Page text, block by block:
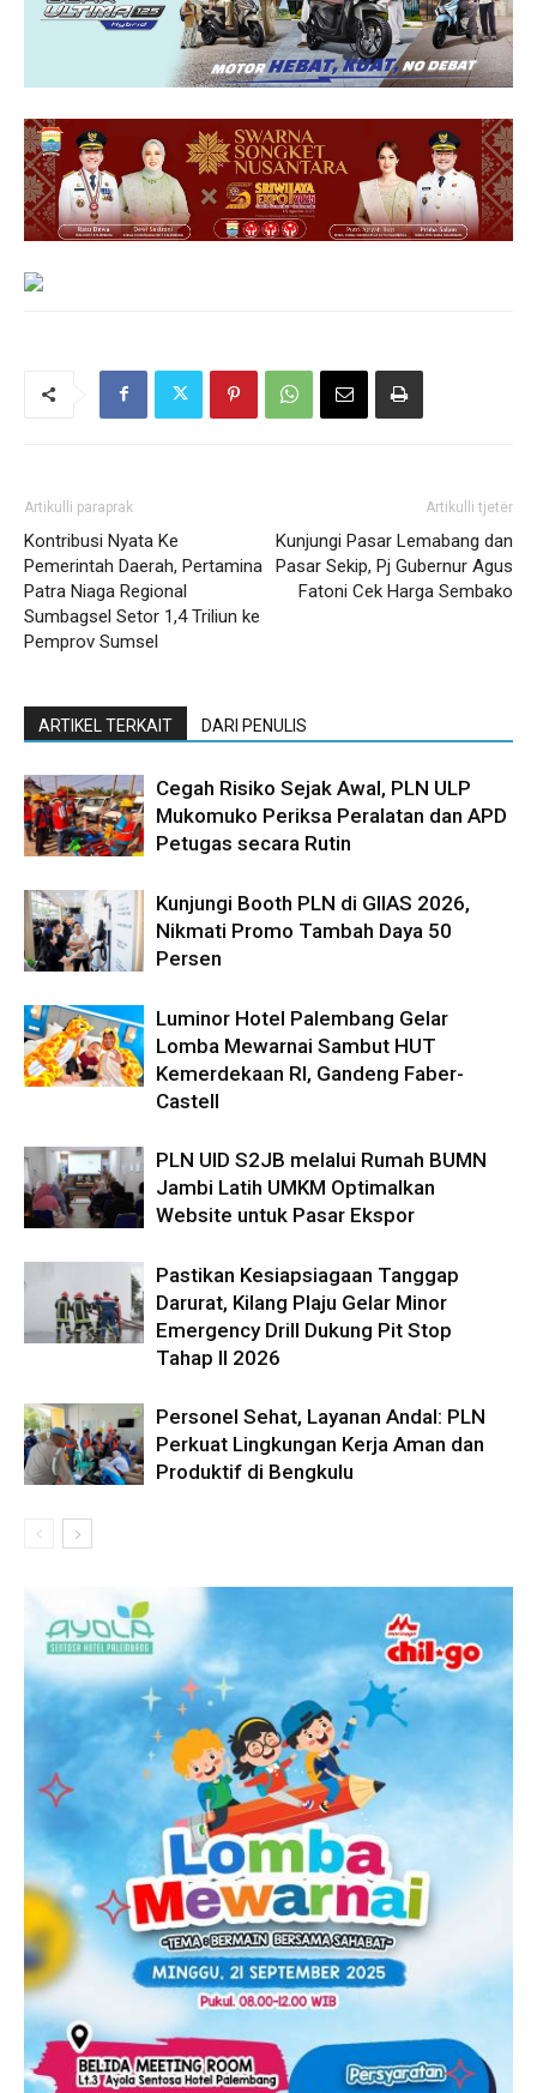
Artikulli paraprak
Kontribusi Nyata Ke
Pemerintah Daerah, Pertamina
Patra Niaga Regional
Sumbagsel Setor 1,4 Triliun ke
Pemprov Sumsel
Artikulli tjetër
Kunjungi Pasar Lemabang dan
Pasar Sekip, Pj Gubernur Agus
Fatoni Cek Harga Sembako
ARTIKEL TERKAIT DARI PENULIS
Cegah Risiko Sejak Awal, PLN ULP
Mukomuko Periksa Peralatan dan APD
Petugas secara Rutin
Kunjungi Booth PLN di GIIAS 2026,
Nikmati Promo Tambah Daya 50
Persen
Luminor Hotel Palembang Gelar
Lomba Mewarnai Sambut HUT
Kemerdekaan RI, Gandeng Faber-
Castell
PLN UID S2JB melalui Rumah BUMN
Jambi Latih UMKM Optimalkan
Website untuk Pasar Ekspor
Pastikan Kesiapsiagaan Tanggap
Darurat, Kilang Plaju Gelar Minor
Emergency Drill Dukung Pit Stop
Tahap II 2026
Personel Sehat, Layanan Andal: PLN
Perkuat Lingkungan Kerja Aman dan
Produktif di Bengkulu